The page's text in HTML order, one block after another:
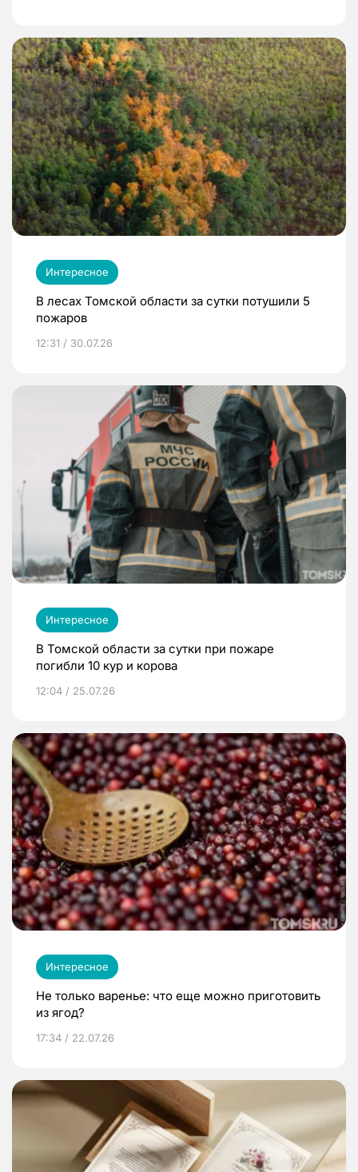
Интересное
В лесах Томской области за сутки потушили 5
пожаров
12:31 / 30.07.26
Интересное
В Томской области за сутки при пожаре
погибли 10 кур и корова
12:04 / 25.07.26
Интересное
Не только варенье: что еще можно приготовить
из ягод?
17:34 / 22.07.26